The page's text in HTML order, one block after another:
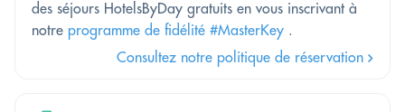
des séjours HotelsByDay gratuits en vous inscrivant à
notre programme de fidélité #MasterKey .
Consultez notre politique de réservation